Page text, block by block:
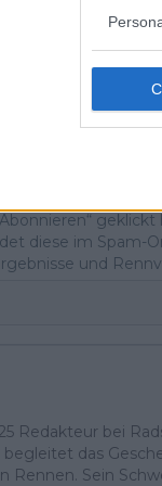
wurde
einen wilden
diese im Spam-
und
Redakteur bei
das
Rennen. Sein